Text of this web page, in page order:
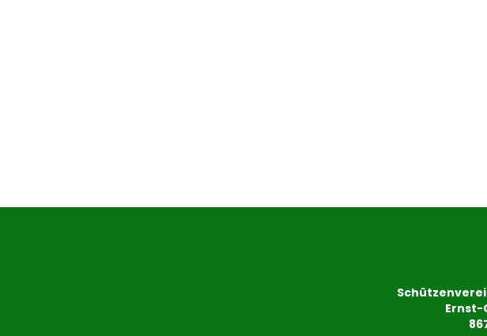
Ernst-